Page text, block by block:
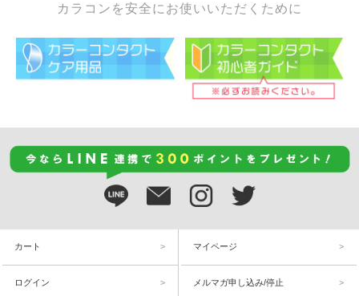
カラコンを安全にお使いいただくために
カート マイページ
ログイン メルマガ申し込み/停止